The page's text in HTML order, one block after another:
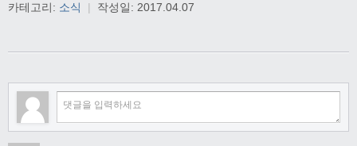
카테고리: 소식 | 작성일: 2017.04.07